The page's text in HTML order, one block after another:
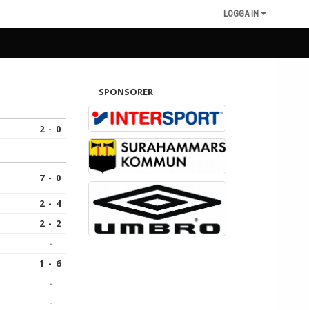
LOGGA IN
2 - 0
7 - 0
2 - 4
2 - 2
-
1 - 6
-
-
SPONSORER